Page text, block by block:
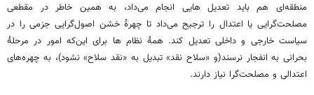
منطقه‌ای هم باید تعدیل هایی انجام می‌داد، به همین خاطر در مقطعی
مصلحت‌گرایی یا اعتدال را ترجیح می‌داد تا چهرهٔ خشن اصول‌گرایی جزمی را در
سیاست خارجی و داخلی تعدیل کند. همهٔ نظام ها برای این‌که امور در مرحلهٔ
بحرانی به انفجار نرسند(و «سلاح نقد» تبدیل به «نقد سلاح» نشود)، به چهره‌های
اعتدالی و مصلحت‌گرا نیاز دارند.